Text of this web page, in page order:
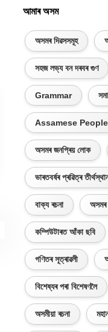
আমাৰ অসম
অসমৰ দিৱসসমূহ
সহজ লভ্য বন দৰবৰ গুণ
Grammar
Assamese People
অসমৰ জনপ্ৰিয় লোক
ভাৰতবৰ্ষৰ প্ৰৱিত্ৰ
বাক্য ৰচনা অসমৰ
কম্পিউটাৰত আঁকা ছবি
গণিতৰ সূত্ৰাৱলী
বিশেষ্যৰ পৰা বিশেষণলৈ
অসমীয়া ৰচনা